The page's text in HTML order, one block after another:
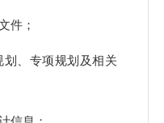
件；
、专项规划及相关